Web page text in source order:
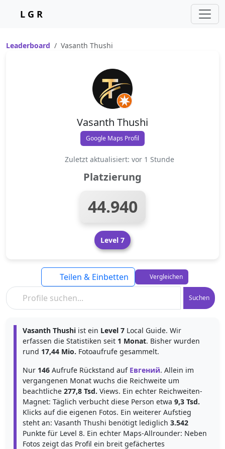
L G R
Leaderboard Vasanth Thushi
Vasanth Thushi
Google Maps Profil
Zuletzt aktualisiert: vor 1 Stunde
Platzierung
44.940
Level 7
Suchen
Teilen & Einbetten Vergleichen
Vasanth Thushi ist ein Level 7 Local Guide. Wir
erfassen die Statistiken seit 1 Monat. Bisher wurden
rund 17,44 Mio. Fotoaufrufe gesammelt.
Nur 146 Aufrufe Rückstand auf Евгений. Allein im
vergangenen Monat wuchs die Reichweite um
beachtliche 277,8 Tsd. Views. Ein echter Reichweiten-
Magnet: Täglich verbucht diese Person etwa 9,3 Tsd.
Klicks auf die eigenen Fotos. Ein weiterer Aufstieg
steht an: Vasanth Thushi benötigt lediglich 3.542
Punkte für Level 8. Ein echter Maps-Allrounder: Neben
Fotos zeigt das Profil ein breit gefächertes